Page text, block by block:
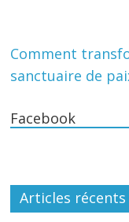
Comment
sanctuaire de
Facebook
Articles récents